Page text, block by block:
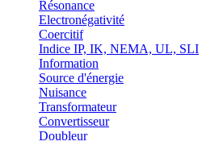
Résonance
Electronégativité
Coercitif
Indice IP, IK, NEMA, UL, SLI
Information
Source d'énergie
Nuisance
Transformateur
Convertisseur
Doubleur